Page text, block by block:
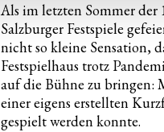
Als im letzten Sommer der
Salzburger Festspiele
nicht so kleine Sensation,
Festspielhaus trotz
auf die Bühne zu bringen:
einer eigens erstellten
gespielt werden konnte.